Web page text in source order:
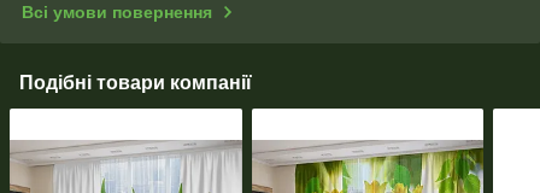
Всі умови повернення
Подібні товари компанії